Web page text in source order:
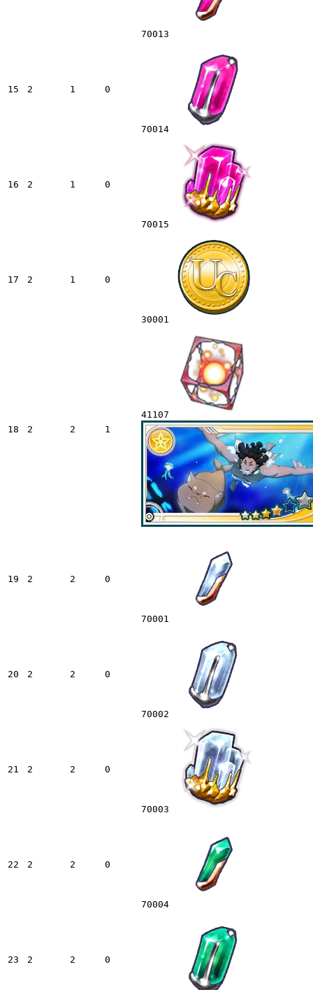
70013
15 2 1 0
70014
16 2 1 0
70015
17 2 1 0
30001
18 2 2 1
41107
19 2 2 0
70001
20 2 2 0
70002
21 2 2 0
70003
22 2 2 0
70004
23 2 2 0